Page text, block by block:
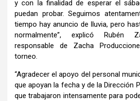
y con la finalidad de esperar el
puedan probar. Seguimos
tiempo hay anuncio de lluvia, pero
normalmente”, explicó Rubén
responsable de Zacha
torneo.
“Agradecer el apoyo del personal
que apoyan la fecha y de la Dirección
que trabajaron intensamente para